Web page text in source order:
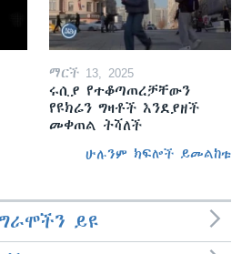
ማርች 13, 2025
ሩሲያ የተቆጣጠረቻቸውን
የዩክሬን ግዛቶች እንደያዘች
መቀጠል ትሻለች
ሁሉንም ክፍሎች ይመልከቱ
ይዩ